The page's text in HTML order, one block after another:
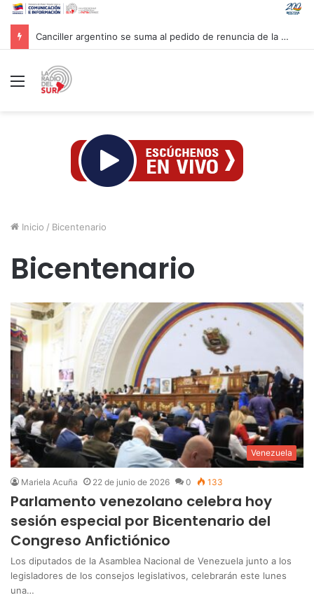
Venezuela y la firma global Miyamoto International evalúan proyectos para reforzar la resiliencia sísmica nacional
Menú
Inicio / Bicentenario
Bicentenario
Venezuela
Mariela Acuña 22 de junio de 2026 0 133
Parlamento venezolano celebra hoy
sesión especial por Bicentenario del
Congreso Anfictiónico
Los diputados de la Asamblea Nacional de Venezuela junto a los
legisladores de los consejos legislativos, celebrarán este lunes
una…